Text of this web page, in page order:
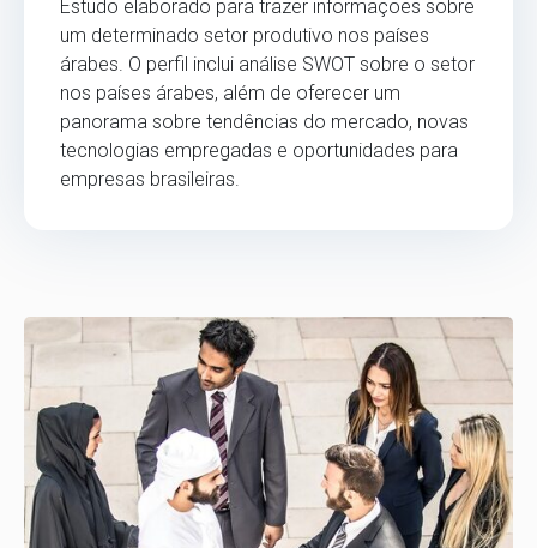
Estudo elaborado para trazer informações sobre
um determinado setor produtivo nos países
árabes. O perfil inclui análise SWOT sobre o setor
nos países árabes, além de oferecer um
panorama sobre tendências do mercado, novas
tecnologias empregadas e oportunidades para
empresas brasileiras.